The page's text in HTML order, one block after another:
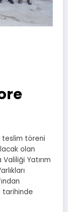
teslim töreni
olan
Yatırım
tarihinde